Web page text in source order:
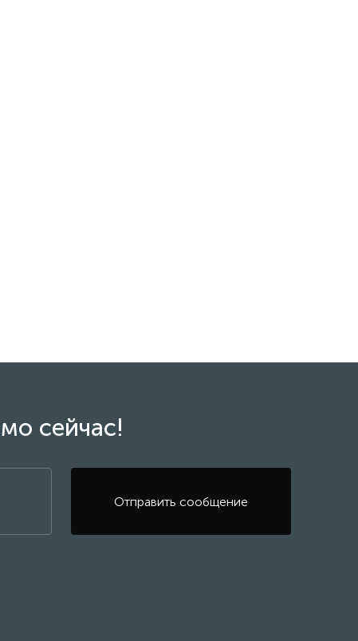
сейчас!
Отправить сообщение